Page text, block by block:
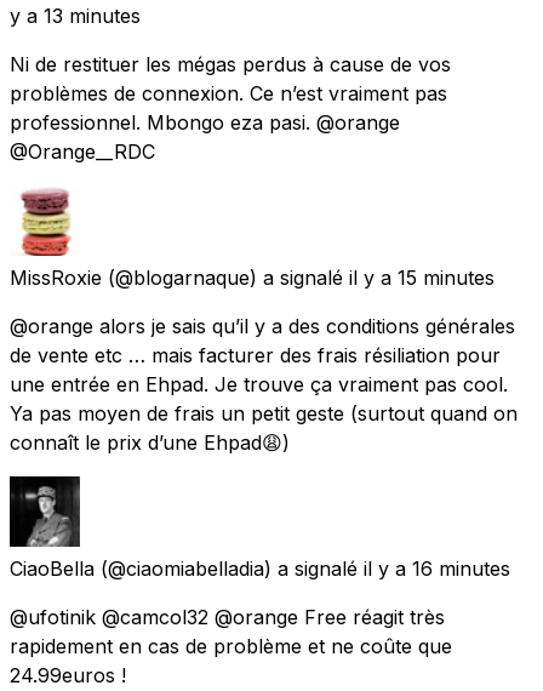
y a 13 minutes
Ni de restituer les mégas perdus à cause de vos
problèmes de connexion. Ce n’est vraiment pas
professionnel. Mbongo eza pasi. @orange
@Orange__RDC
MissRoxie (@blogarnaque) a signalé il y a 15 minutes
@orange alors je sais qu’il y a des conditions générales
de vente etc … mais facturer des frais résiliation pour
une entrée en Ehpad. Je trouve ça vraiment pas cool.
Ya pas moyen de frais un petit geste (surtout quand on
connaît le prix d’une Ehpad😩)
CiaoBella (@ciaomiabelladia) a signalé il y a 16 minutes
@ufotinik @camcol32 @orange Free réagit très
rapidement en cas de problème et ne coûte que
24.99euros !